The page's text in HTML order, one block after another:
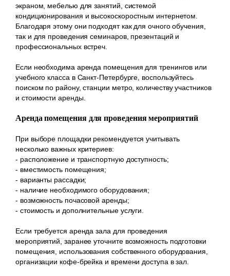
экраном, мебелью для занятий, системой
кондиционирования и высокоскоростным интернетом.
Благодаря этому они подходят как для очного обучения,
так и для проведения семинаров, презентаций и
профессиональных встреч.
Если необходима аренда помещения для тренингов или
учебного класса в Санкт-Петербурге, воспользуйтесь
поиском по району, станции метро, количеству участников
и стоимости аренды.
Аренда помещения для проведения мероприятий
При выборе площадки рекомендуется учитывать
несколько важных критериев:
- расположение и транспортную доступность;
- вместимость помещения;
- варианты рассадки;
- наличие необходимого оборудования;
- возможность почасовой аренды;
- стоимость и дополнительные услуги.
Если требуется аренда зала для проведения
мероприятий, заранее уточните возможность подготовки
помещения, использования собственного оборудования,
организации кофе-брейка и времени доступа в зал.